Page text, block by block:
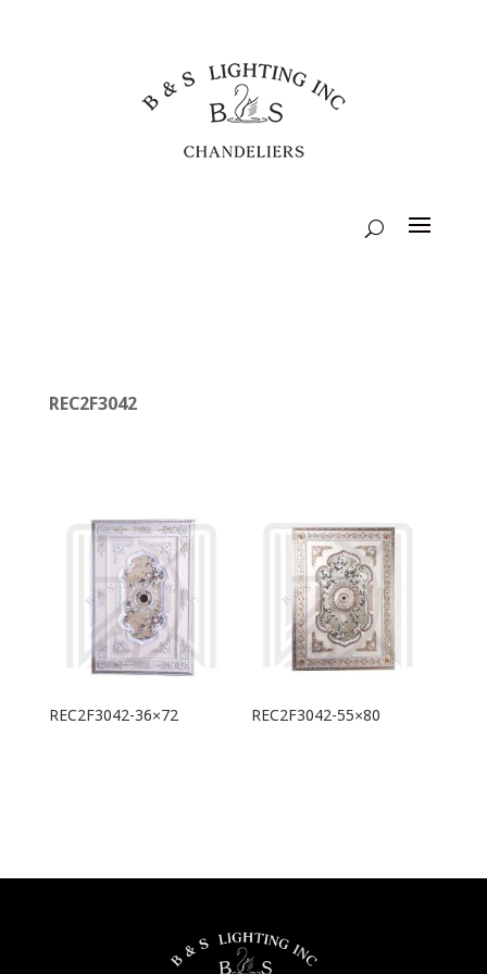
REC2F3042
REC2F3042-36×72 REC2F3042-55×80